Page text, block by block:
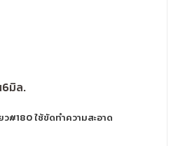
มิล.
ว#180 ใช้ขัดทำความสะอาด